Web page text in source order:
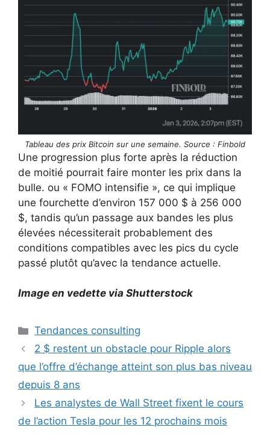
Tableau des prix Bitcoin sur une semaine. Source : Finbold
Une progression plus forte après la réduction
de moitié pourrait faire monter les prix dans la
bulle. ou « FOMO intensifie », ce qui implique
une fourchette d’environ 157 000 $ à 256 000
$, tandis qu’un passage aux bandes les plus
élevées nécessiterait probablement des
conditions compatibles avec les pics du cycle
passé plutôt qu’avec la tendance actuelle.
Image en vedette via Shutterstock
Catégories
Tendances consulting
2 $ restent un obstacle pour Ripple alors
que l’offre d’échange atteint son plus bas niveau
depuis 8 ans
Les analystes de Wall Street fixent le cours
de l’action Tesla pour les 12 prochains mois